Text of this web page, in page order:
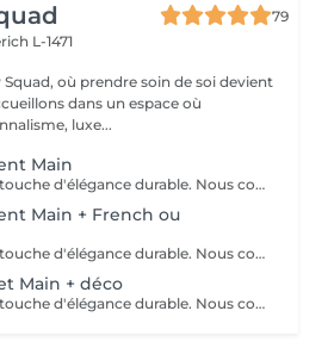
79
L-1471
où prendre soin de soi devient
dans un espace où
luxe...
Main
Offrez à vos mains une touche d'élégance durable. Nous commençons par une manucure soignée : mise en forme des ongles, entretien des cuticules et préparation de la surface pour un rendu impeccable. Ensuite, place à la pose de vernis semi-permanent : une application professionnelle qui assure une couleur brillante, uniforme et sans écaillement. Que vous préfériez un look naturel, intemporel ou tendance, vos ongles resteront sublimes et éclatants au quotidien.
Main + French ou
Offrez à vos mains une touche d'élégance durable. Nous commençons par une manucure soignée : mise en forme des ongles, entretien des cuticules et préparation de la surface pour un rendu impeccable. Ensuite, place à la pose de vernis semi-permanent : une application professionnelle qui assure une couleur brillante, uniforme et sans écaillement. Que vous préfériez un look naturel, intemporel ou tendance, vos ongles resteront sublimes et éclatants au quotidien.
Main + déco
Offrez à vos mains une touche d'élégance durable. Nous commençons par une manucure soignée : mise en forme des ongles, entretien des cuticules et préparation de la surface pour un rendu impeccable. Ensuite, place à la pose de vernis semi-permanent : une application professionnelle qui assure une couleur brillante, uniforme et sans écaillement. Que vous préfériez un look naturel, intemporel ou tendance, vos ongles resteront sublimes et éclatants au quotidien.